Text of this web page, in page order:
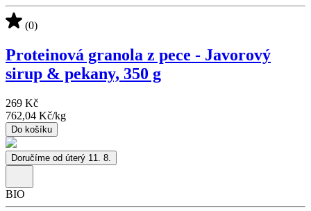
(0)
Proteinová granola z pece - Javorový
sirup & pekany, 350 g
269 Kč
762,04 Kč/kg
Do košíku
Doručíme od úterý 11. 8.
BIO